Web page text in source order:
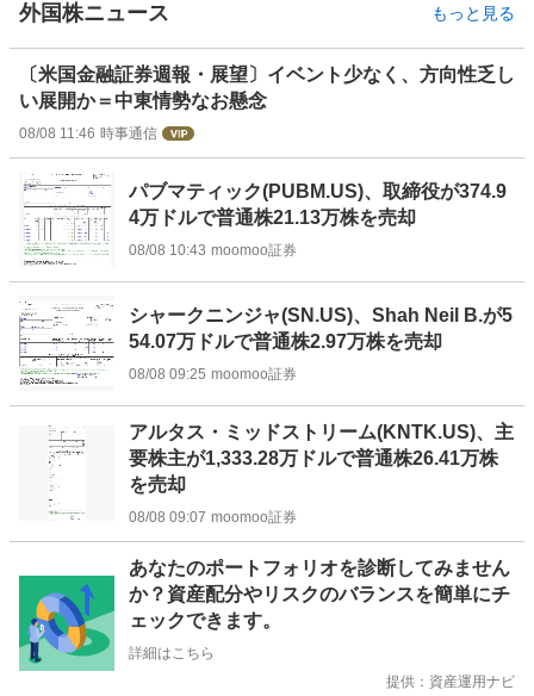
外国株ニュース もっと見る
〔米国金融証券週報・展望〕イベント少なく、方向性乏し
い展開か＝中東情勢なお懸念
08/08 11:46 時事通信
パブマティック(PUBM.US)、取締役が374.9
4万ドルで普通株21.13万株を売却
08/08 10:43 moomoo証券
シャークニンジャ(SN.US)、Shah Neil B.が5
54.07万ドルで普通株2.97万株を売却
08/08 09:25 moomoo証券
アルタス・ミッドストリーム(KNTK.US)、主
要株主が1,333.28万ドルで普通株26.41万株
を売却
08/08 09:07 moomoo証券
あなたのポートフォリオを診断してみません
か？資産配分やリスクのバランスを簡単にチ
ェックできます。
詳細はこちら
提供：資産運用ナビ